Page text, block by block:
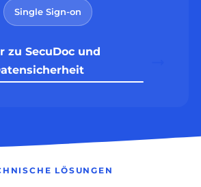
Single Sign-on
zu SecuDoc und
LÖSUNGEN